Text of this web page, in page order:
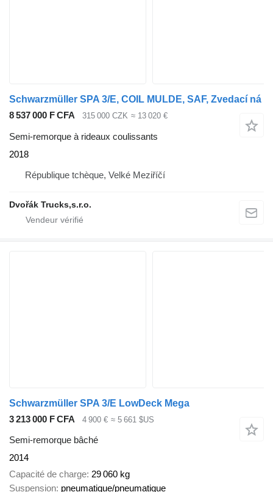
Schwarzmüller SPA 3/E, COIL MULDE, SAF, Zvedací ná
8 537 000 F CFA
315 000 CZK ≈ 13 020 €
Semi-remorque à rideaux coulissants
2018
République tchèque, Velké Meziříčí
Dvořák Trucks,s.r.o.
Schwarzmüller SPA 3/E LowDeck Mega
3 213 000 F CFA
4 900 € ≈ 5 661 $US
Semi-remorque bâché
2014
Capacité de charge 29 060 kg
Suspension pneumatique/pneumatique